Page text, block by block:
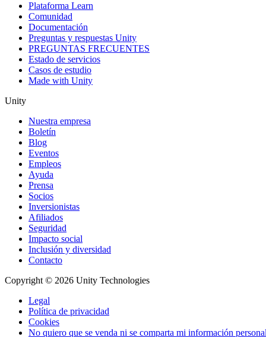
Plataforma Learn
Comunidad
Documentación
Preguntas y respuestas Unity
PREGUNTAS FRECUENTES
Estado de servicios
Casos de estudio
Made with Unity
Unity
Nuestra empresa
Boletín
Blog
Eventos
Empleos
Ayuda
Prensa
Socios
Inversionistas
Afiliados
Seguridad
Impacto social
Inclusión y diversidad
Contacto
Copyright © 2026 Unity Technologies
Legal
Política de privacidad
Cookies
No quiero que se venda ni se comparta mi información personal